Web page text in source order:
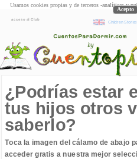
acceso al Club
Children Stories
¿Podrías estar
tus hijos otros
saberlo?
Toca la imagen del cálamo de abajo
acceder gratis a nuestra mejor
Usamos cookies propias y de terceros -analíticas y
Acepto